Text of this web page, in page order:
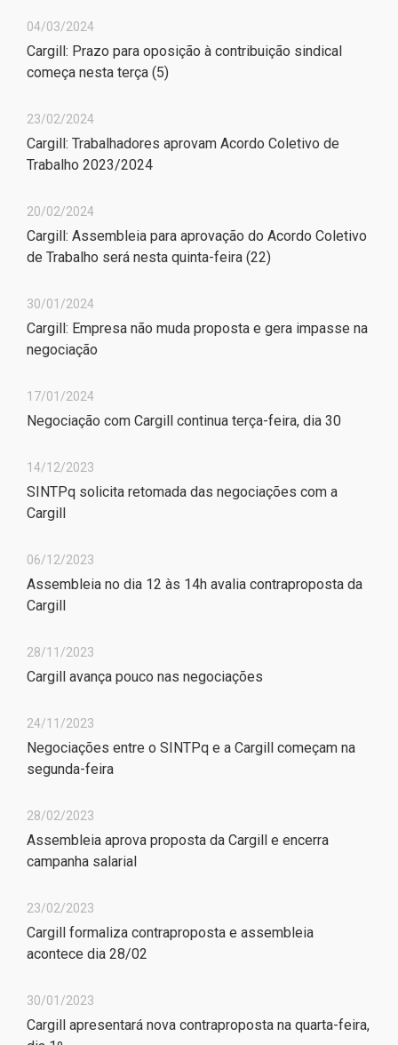
04/03/2024
Cargill: Prazo para oposição à contribuição sindical
começa nesta terça (5)
23/02/2024
Cargill: Trabalhadores aprovam Acordo Coletivo de
Trabalho 2023/2024
20/02/2024
Cargill: Assembleia para aprovação do Acordo Coletivo
de Trabalho será nesta quinta-feira (22)
30/01/2024
Cargill: Empresa não muda proposta e gera impasse na
negociação
17/01/2024
Negociação com Cargill continua terça-feira, dia 30
14/12/2023
SINTPq solicita retomada das negociações com a
Cargill
06/12/2023
Assembleia no dia 12 às 14h avalia contraproposta da
Cargill
28/11/2023
Cargill avança pouco nas negociações
24/11/2023
Negociações entre o SINTPq e a Cargill começam na
segunda-feira
28/02/2023
Assembleia aprova proposta da Cargill e encerra
campanha salarial
23/02/2023
Cargill formaliza contraproposta e assembleia
acontece dia 28/02
30/01/2023
Cargill apresentará nova contraproposta na quarta-feira,